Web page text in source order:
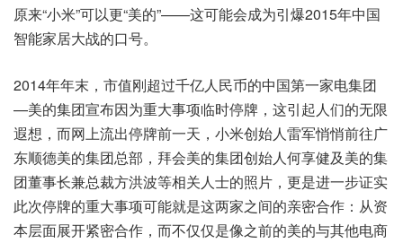
原来“小米”可以更“美的”——这可能会成为引爆2015年中国
智能家居大战的口号。
2014年年末，市值刚超过千亿人民币的中国第一家电集团
—美的集团宣布因为重大事项临时停牌，这引起人们的无限
遐想，而网上流出停牌前一天，小米创始人雷军悄悄前往广
东顺德美的集团总部，拜会美的集团创始人何享健及美的集
团董事长兼总裁方洪波等相关人士的照片，更是进一步证实
此次停牌的重大事项可能就是这两家之间的亲密合作：从资
本层面展开紧密合作，而不仅仅是像之前的美的与其他电商